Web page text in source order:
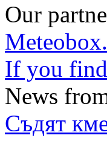
Our
If you
News
Съдят